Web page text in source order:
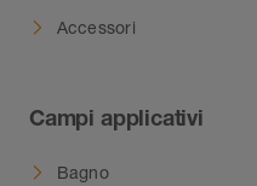
Accessori
Campi applicativi
Bagno